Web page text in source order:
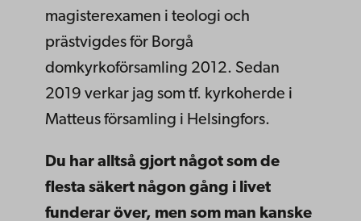
magisterexamen i teologi och
prästvigdes för Borgå
domkyrkoförsamling 2012. Sedan
2019 verkar jag som tf. kyrkoherde i
Matteus församling i Helsingfors.
Du har alltså gjort något som de
flesta säkert någon gång i livet
funderar över, men som man kanske